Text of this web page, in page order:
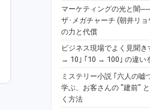
マーケティングの光と闇
ザ･メガチャーチ (朝井リ
の力と代償
ビジネス現場でよく見聞
→ 10｣ ｢10 → 100｣ の違い
ミステリー小説 ｢六人の嘘
学ぶ、お客さんの "建前"
く方法